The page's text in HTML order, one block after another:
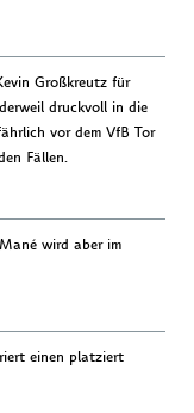
Großkreutz für
druckvoll in die
vor dem VfB Tor
Fällen.
wird aber im
einen platziert